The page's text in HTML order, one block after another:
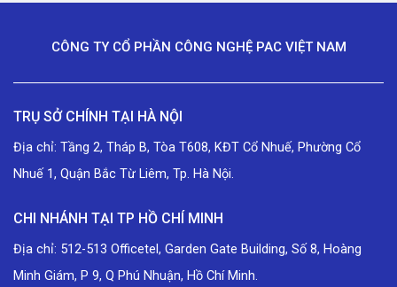
CÔNG TY CỔ PHẦN CÔNG NGHỆ PAC VIỆT NAM
TRỤ SỞ CHÍNH TẠI HÀ NỘI
Địa chỉ: Tầng 2, Tháp B, Tòa T608, KĐT Cổ Nhuế, Phường Cổ
Nhuế 1, Quận Bắc Từ Liêm, Tp. Hà Nội.
CHI NHÁNH TẠI TP HỒ CHÍ MINH
Địa chỉ: 512-513 Officetel, Garden Gate Building, Số 8, Hoàng
Minh Giám, P 9, Q Phú Nhuận, Hồ Chí Minh.